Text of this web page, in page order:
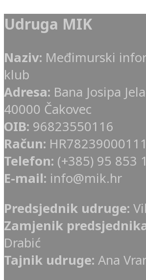
Udruga MIK
Naziv: Međimurski
klub
Adresa: Bana Josipa
40000 Čakovec
OIB: 96823550116
Račun:
Telefon: (+385) 95 853
E-mail: info@mik.hr
Predsjednik udruge:
Zamjenik
Drabić
Tajnik udruge: Ana